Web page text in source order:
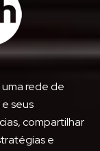
rede de
seus
compartilhar
e